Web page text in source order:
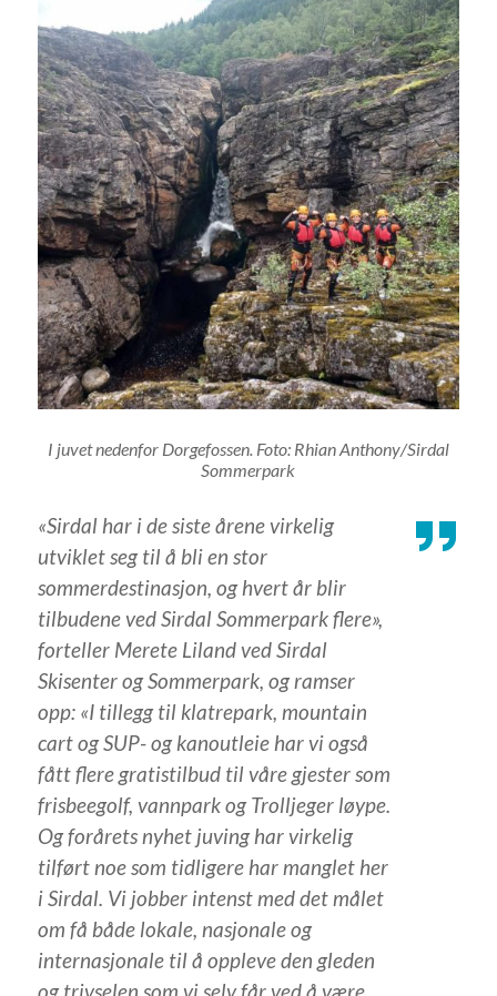
I juvet nedenfor Dorgefossen. Foto: Rhian Anthony/Sirdal
Sommerpark
«Sirdal har i de siste årene virkelig
utviklet seg til å bli en stor
sommerdestinasjon, og hvert år blir
tilbudene ved Sirdal Sommerpark flere»,
forteller Merete Liland ved Sirdal
Skisenter og Sommerpark, og ramser
opp: «I tillegg til klatrepark, mountain
cart og SUP- og kanoutleie har vi også
fått flere gratistilbud til våre gjester som
frisbeegolf, vannpark og Trolljeger løype.
Og forårets nyhet juving har virkelig
tilført noe som tidligere har manglet her
i Sirdal. Vi jobber intenst med det målet
om få både lokale, nasjonale og
internasjonale til å oppleve den gleden
og trivselen som vi selv får ved å være